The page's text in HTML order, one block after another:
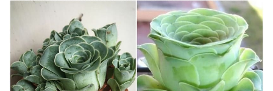
Zahrada
Design
Sledujte prima+